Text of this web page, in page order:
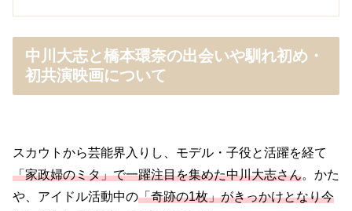
中川大志と橋本環奈の出会いや馴れ初め・
初共演映画について
スカウトから芸能界入りし、モデル・子役と活躍を経て
「家政婦のミタ」で一躍注目を集めた中川大志さん。かた
や、アイドル活動中の「奇跡の1枚」がきっかけとなり今